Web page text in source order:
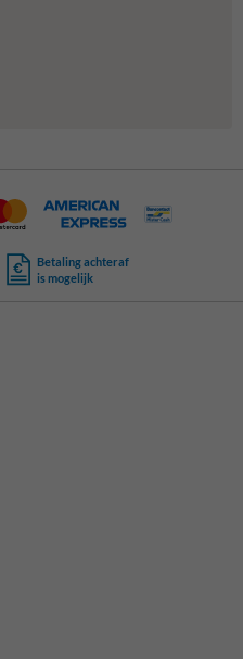
Betaling achteraf
is mogelijk